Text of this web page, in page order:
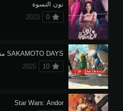
نون النسوة
0
2023
SAKAMOTO DAYS مترجم ومدبلج
10
2025
Star Wars: Andor